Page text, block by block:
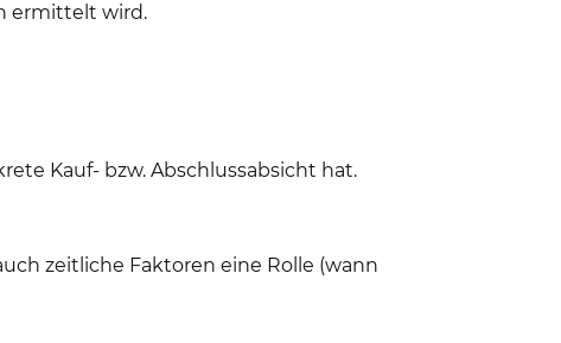
ermittelt wird.
Kauf- bzw. Abschlussabsicht hat.
zeitliche Faktoren eine Rolle (wann